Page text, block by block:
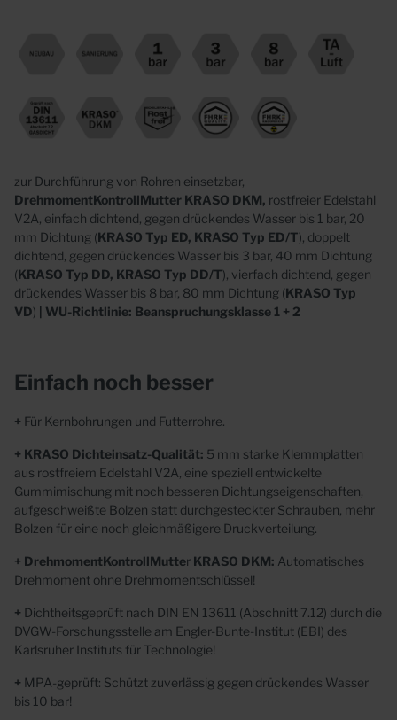
zur Durchführung von Rohren einsetzbar,
DrehmomentKontrollMutter KRASO DKM, rostfreier Edelstahl
V2A, einfach dichtend, gegen drückendes Wasser bis 1 bar, 20
mm Dichtung (KRASO Typ ED, KRASO Typ ED/T), doppelt
dichtend, gegen drückendes Wasser bis 3 bar, 40 mm Dichtung
(KRASO Typ DD, KRASO Typ DD/T), vierfach dichtend, gegen
drückendes Wasser bis 8 bar, 80 mm Dichtung (KRASO Typ
VD) | WU-Richtlinie: Beanspruchungsklasse 1 + 2
Einfach noch besser
+ Für Kernbohrungen und Futterrohre.
+ KRASO Dichteinsatz-Qualität: 5 mm starke Klemmplatten
aus rostfreiem Edelstahl V2A, eine speziell entwickelte
Gummimischung mit noch besseren Dichtungseigenschaften,
aufgeschweißte Bolzen statt durchgesteckter Schrauben, mehr
Bolzen für eine noch gleichmäßigere Druckverteilung.
+ DrehmomentKontrollMutter KRASO DKM: Automatisches
Drehmoment ohne Drehmomentschlüssel!
+ Dichtheitsgeprüft nach DIN EN 13611 (Abschnitt 7.12) durch die
DVGW-Forschungsstelle am Engler-Bunte-Institut (EBI) des
Karlsruher Instituts für Technologie!
+ MPA-geprüft: Schützt zuverlässig gegen drückendes Wasser
bis 10 bar!